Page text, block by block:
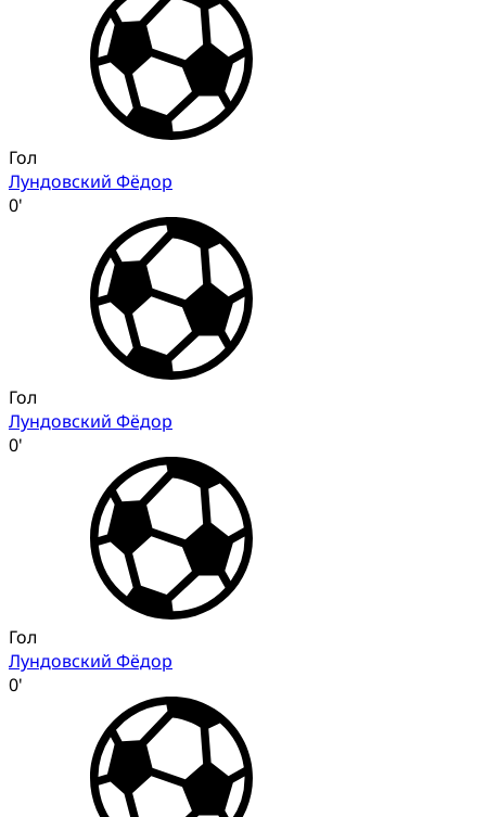
Гол
Лундовский Фёдор
0'
Гол
Лундовский Фёдор
0'
Гол
Лундовский Фёдор
0'